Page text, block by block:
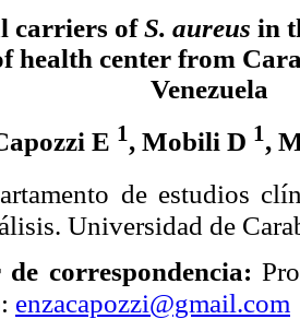
carriers ofS. aureus in
health center from
Venezuela
E 1, Mobili D 1,
de estudios
Universidad de
de correspondencia:
enzacapozzi@gmail.com